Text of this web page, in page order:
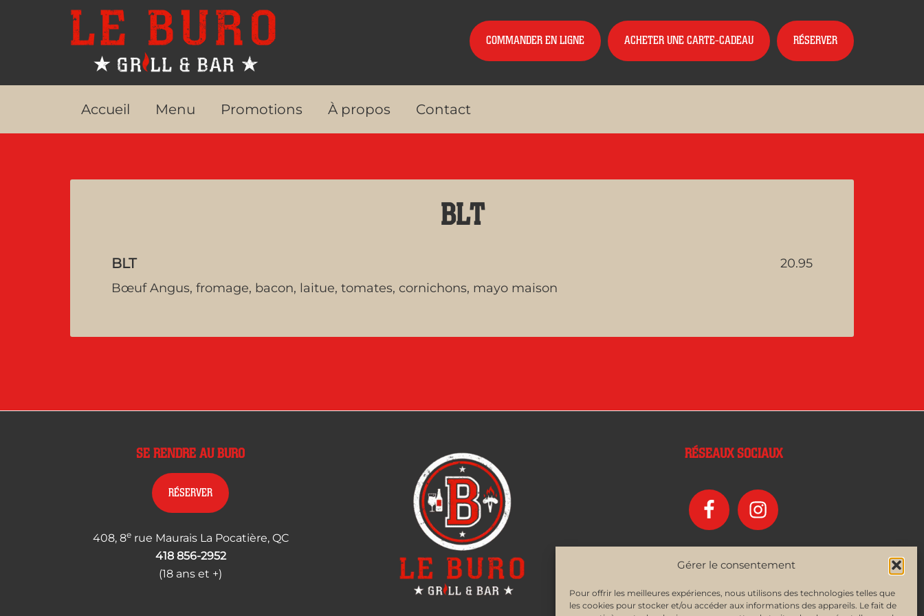
Gérer le consentement
Pour offrir les meilleures expériences, nous utilisons des technologies telles que
les cookies pour stocker et/ou accéder aux informations des appareils. Le fait de
COMMANDER EN LIGNE ACHETER UNE CARTE-CADEAU RÉSERVER
Accueil Menu Promotions À propos Contact
BLT
BLT
20.95
Bœuf Angus, fromage, bacon, laitue, tomates, cornichons, mayo maison
SE RENDRE AU BURO
RÉSERVER
408, 8erue Maurais La Pocatière, QC
418 856-2952
(18 ans et +)
RÉSEAUX SOCIAUX